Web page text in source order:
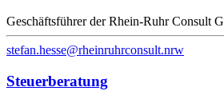
Geschäftsführer der Rhein-Ruhr Consult
stefan.hesse@rheinruhrconsult.nrw
Steuerberatung